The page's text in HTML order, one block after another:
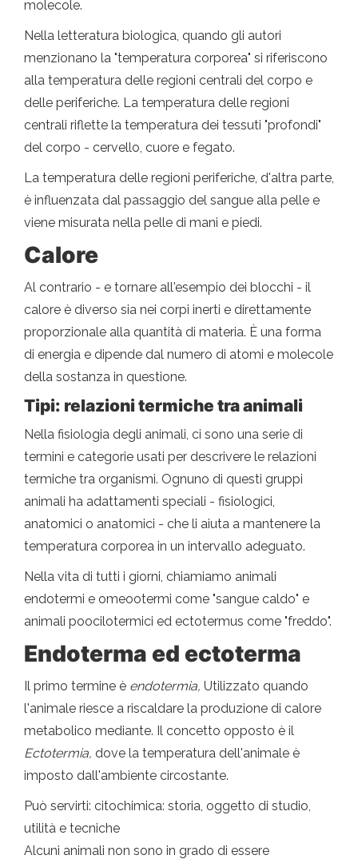
molecole.
Nella letteratura biologica, quando gli autori
menzionano la "temperatura corporea" si riferiscono
alla temperatura delle regioni centrali del corpo e
delle periferiche. La temperatura delle regioni
centrali riflette la temperatura dei tessuti "profondi"
del corpo - cervello, cuore e fegato.
La temperatura delle regioni periferiche, d'altra parte,
è influenzata dal passaggio del sangue alla pelle e
viene misurata nella pelle di mani e piedi.
Calore
Al contrario - e tornare all'esempio dei blocchi - il
calore è diverso sia nei corpi inerti e direttamente
proporzionale alla quantità di materia. È una forma
di energia e dipende dal numero di atomi e molecole
della sostanza in questione.
Tipi: relazioni termiche tra animali
Nella fisiologia degli animali, ci sono una serie di
termini e categorie usati per descrivere le relazioni
termiche tra organismi. Ognuno di questi gruppi
animali ha adattamenti speciali - fisiologici,
anatomici o anatomici - che li aiuta a mantenere la
temperatura corporea in un intervallo adeguato.
Nella vita di tutti i giorni, chiamiamo animali
endotermi e omeootermi come "sangue caldo" e
animali poocilotermici ed ectotermus come "freddo".
Endoterma ed ectoterma
Il primo termine è endotermia, Utilizzato quando
l'animale riesce a riscaldare la produzione di calore
metabolico mediante. Il concetto opposto è il
Ectotermia, dove la temperatura dell'animale è
imposto dall'ambiente circostante.
Può servirti: citochimica: storia, oggetto di studio,
utilità e tecniche
Alcuni animali non sono in grado di essere